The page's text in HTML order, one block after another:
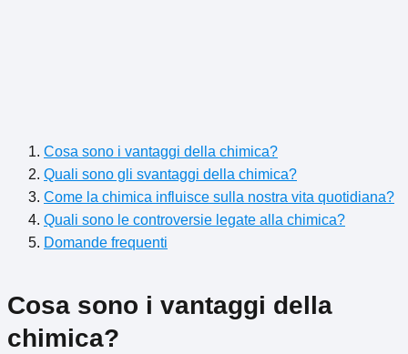
Cosa sono i vantaggi della chimica?
Quali sono gli svantaggi della chimica?
Come la chimica influisce sulla nostra vita quotidiana?
Quali sono le controversie legate alla chimica?
Domande frequenti
Cosa sono i vantaggi della
chimica?